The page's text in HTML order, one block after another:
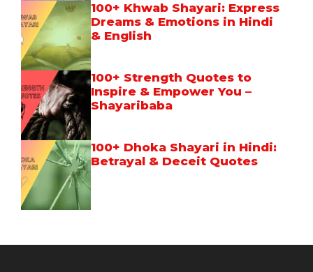
100+ Khwab Shayari: Express
Dreams & Emotions in Hindi
& English
100+ Strength Quotes to
Inspire & Empower You –
Shayaribaba
100+ Dhoka Shayari in Hindi:
Betrayal & Deceit Quotes